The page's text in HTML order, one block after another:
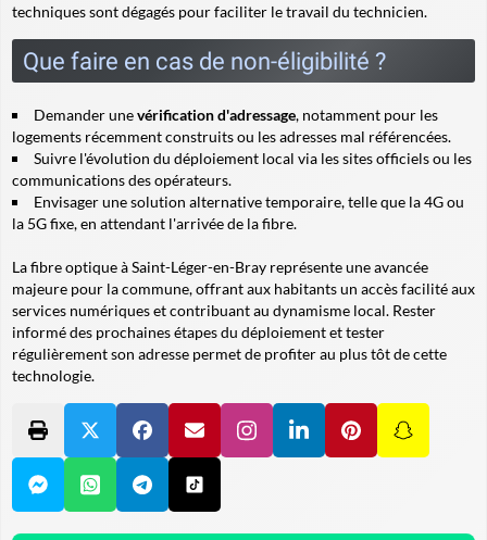
techniques sont dégagés pour faciliter le travail du technicien.
Que faire en cas de non-éligibilité ?
Demander unevérification d'adressage, notamment pour les
logements récemment construits ou les adresses mal référencées.
Suivre l'évolution du déploiement local via les sites officiels ou les
communications des opérateurs.
Envisager une solution alternative temporaire, telle que la 4G ou
la 5G fixe, en attendant l'arrivée de la fibre.
La fibre optique à Saint-Léger-en-Bray représente une avancée
majeure pour la commune, offrant aux habitants un accès facilité aux
services numériques et contribuant au dynamisme local. Rester
informé des prochaines étapes du déploiement et tester
régulièrement son adresse permet de profiter au plus tôt de cette
technologie.